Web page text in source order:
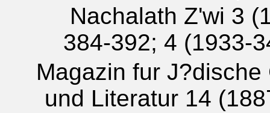
Nachalath Z'wi 3
384-392; 4 (1933-
Magazin fur J?dische
und Literatur 14